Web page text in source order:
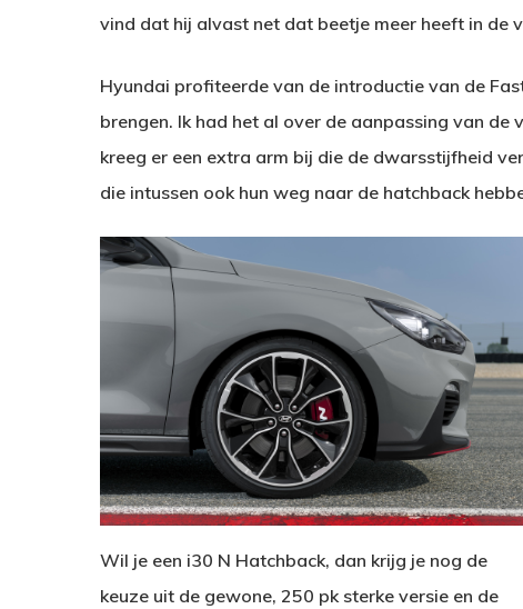
vind dat hij alvast net dat beetje meer heeft in de
Hyundai profiteerde van de introductie van de
brengen. Ik had het al over de aanpassing van
kreeg er een extra arm bij die de dwarsstijfheid
die intussen ook hun weg naar de hatchback
Wil je een i30 N Hatchback, dan krijg je nog de
keuze uit de gewone, 250 pk sterke versie en de